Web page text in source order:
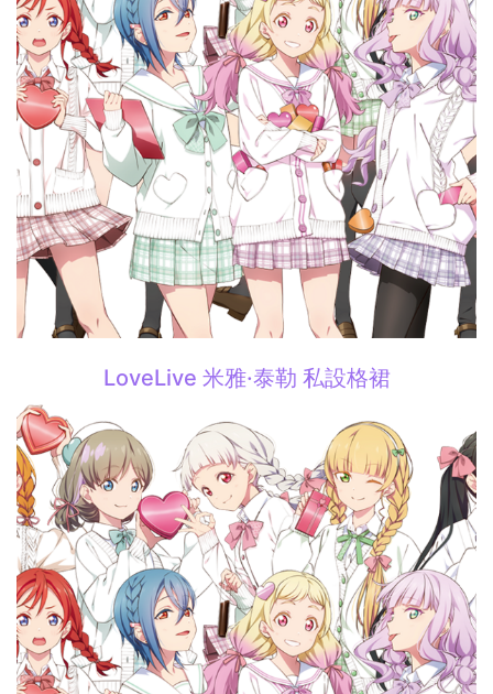
LoveLive 米雅·泰勒 私設格裙